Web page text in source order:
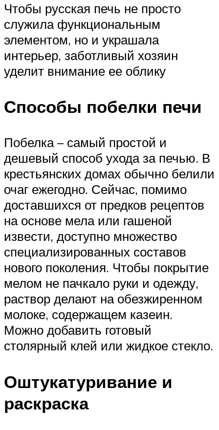
Чтобы русская печь не просто
служила функциональным
элементом, но и украшала
интерьер, заботливый хозяин
уделит внимание ее облику
Способы побелки печи
Побелка – самый простой и
дешевый способ ухода за печью. В
крестьянских домах обычно белили
очаг ежегодно. Сейчас, помимо
доставшихся от предков рецептов
на основе мела или гашеной
извести, доступно множество
специализированных составов
нового поколения. Чтобы покрытие
мелом не пачкало руки и одежду,
раствор делают на обезжиренном
молоке, содержащем казеин.
Можно добавить готовый
столярный клей или жидкое стекло.
Оштукатуривание и
раскраска